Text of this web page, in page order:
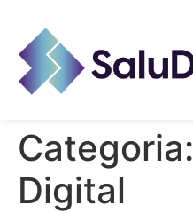
Categoria:
Digital